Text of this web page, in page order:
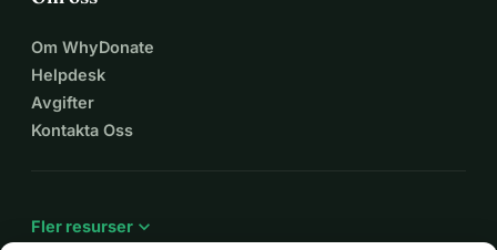
Om WhyDonate
Helpdesk
Avgifter
Kontakta Oss
Fler resurser expand_more